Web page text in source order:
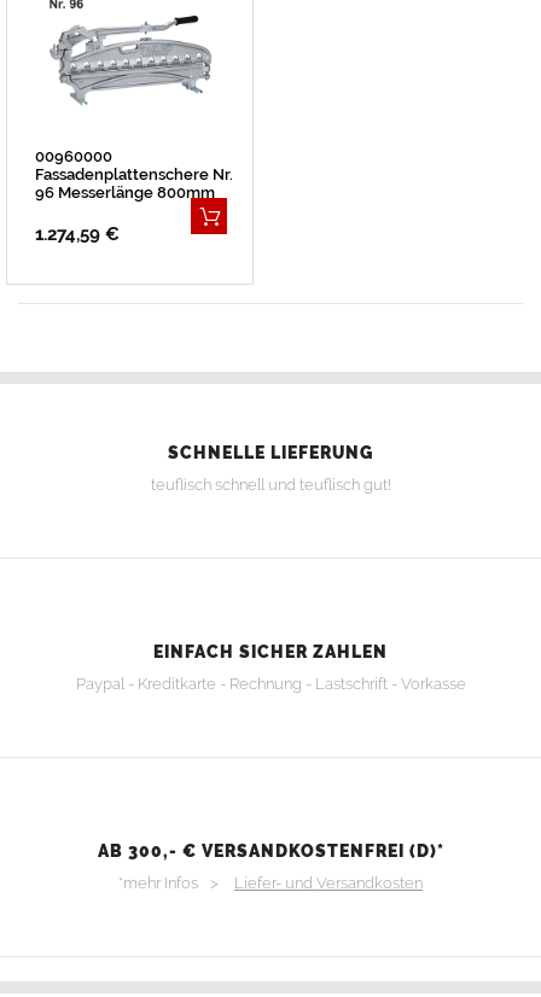
00960000
Fassadenplattenschere Nr.
96 Messerlänge 800mm
1.274,59 €
SCHNELLE LIEFERUNG
teuflisch schnell und teuflisch gut!
EINFACH SICHER ZAHLEN
Paypal - Kreditkarte - Rechnung - Lastschrift - Vorkasse
AB 300,- € VERSANDKOSTENFREI (D)*
*mehr Infos > Liefer- und Versandkosten